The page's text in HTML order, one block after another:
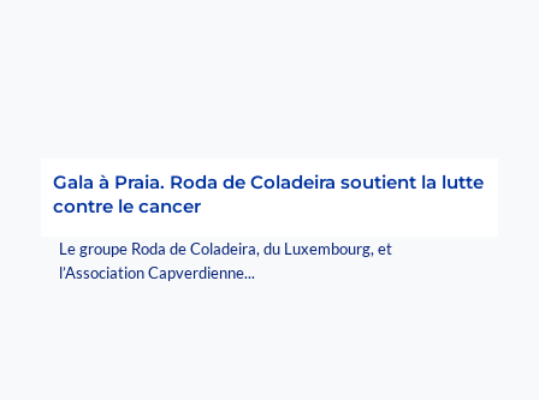
Gala à Praia. Roda de Coladeira soutient la lutte
contre le cancer
Le groupe Roda de Coladeira, du Luxembourg, et
l’Association Capverdienne...